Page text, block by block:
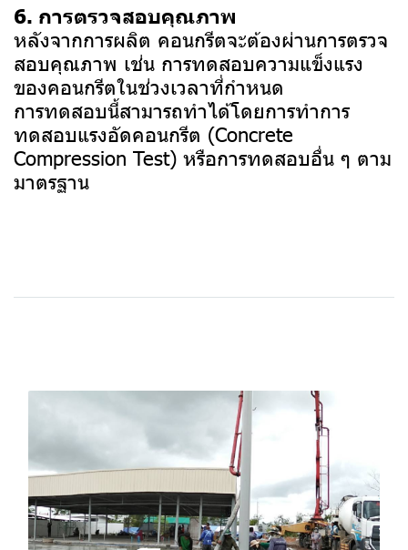
6. การตรวจสอบคุณภาพ
หลังจากการผลิต คอนกรีตจะต้องผ่านการตรวจ
สอบคุณภาพ เช่น การทดสอบความแข็งแรง
ของคอนกรีตในช่วงเวลาที่กำหนด
การทดสอบนี้สามารถทำได้โดยการทำการ
ทดสอบแรงอัดคอนกรีต (Concrete
Compression Test) หรือการทดสอบอื่น ๆ ตาม
มาตรฐาน